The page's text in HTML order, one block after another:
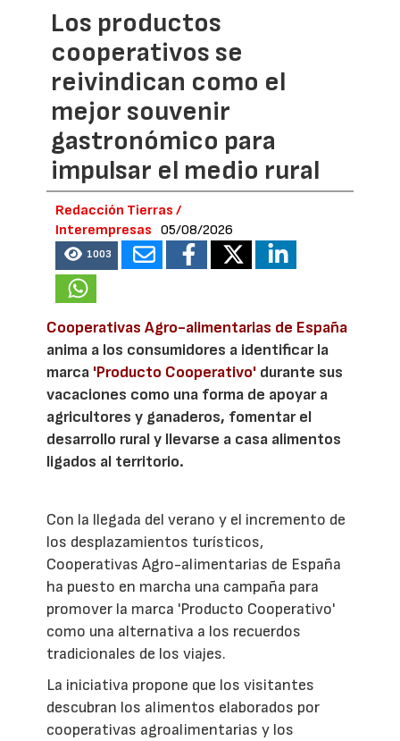
Los productos
cooperativos se
reivindican como el
mejor souvenir
gastronómico para
impulsar el medio rural
Redacción Tierras /
Interempresas
05/08/2026
1003
Cooperativas Agro-alimentarias de España
anima a los consumidores a identificar la
marca 'Producto Cooperativo' durante sus
vacaciones como una forma de apoyar a
agricultores y ganaderos, fomentar el
desarrollo rural y llevarse a casa alimentos
ligados al territorio.
Con la llegada del verano y el incremento de
los desplazamientos turísticos,
Cooperativas Agro-alimentarias de España
ha puesto en marcha una campaña para
promover la marca 'Producto Cooperativo'
como una alternativa a los recuerdos
tradicionales de los viajes.
La iniciativa propone que los visitantes
descubran los alimentos elaborados por
cooperativas agroalimentarias y los